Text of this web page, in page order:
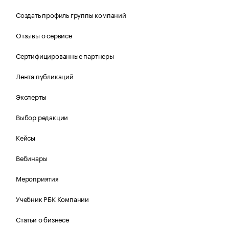
Создать профиль группы компаний
Отзывы о сервисе
Сертифицированные партнеры
Лента публикаций
Эксперты
Выбор редакции
Кейсы
Вебинары
Мероприятия
Учебник РБК Компании
Статьи о бизнесе